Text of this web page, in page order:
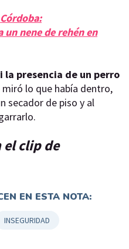
Córdoba:
nene de rehén en
presencia de un perro
lo que había dentro,
secador de piso y al
el clip de
EN ESTA NOTA:
INSEGURIDAD